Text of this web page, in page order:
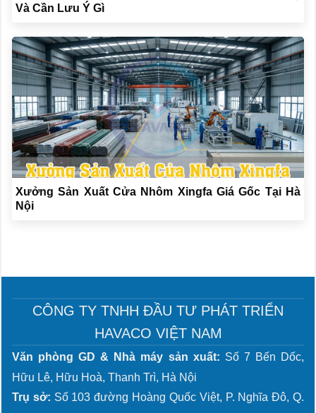
Và Cần Lưu Ý Gì
Xưởng Sản Xuất Cửa Nhôm Xingfa Giá Gốc Tại Hà
Nội
CÔNG TY TNHH ĐẦU TƯ PHÁT TRIỂN
HAVACO VIỆT NAM
Văn phòng GD & Nhà máy sản xuất: Số 7 Bến Dốc,
Hữu Lê, Hữu Hoà, Thanh Trì, Hà Nội
Trụ sở: Số 103 đường Hoàng Quốc Việt, P. Nghĩa Đô, Q.